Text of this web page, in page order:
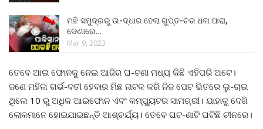
ମଝି ସମୁଦ୍ରରୁ ଉ-ଦ୍ଧାର ହେଲା ଗୁପ୍ତ-ଚର ଧଳା ପାରା,
ଡେଣାରେ…
Mar 9, 2023
ତେବେ ଆଇ ଫୋନକୁ ନେଇ ଆଜିର ଘ-ଟଣା ମଧ୍ୟ କିଛି ଏହିପରି ଅଟେ।
ଜଣେ ମହିଳା ଗର୍ଭ-ବତୀ ହେବାର ମିଛ ନାଟକ କରି ନିଜ ପେଟ ଭିତରେ ଲୁ-ଚାଇ
ଥିଲେ 10 ରୁ ଅଧିକ ଆଇଫୋନ ଏବଂ କମ୍ପ୍ୟୁଟର ସାମଗ୍ରୀ। ଯାହାକୁ ଦେଖି
ଲୋକମାନେ ହୋଇଯାଇଛନ୍ତି ଆଶ୍ଚର୍ଯ୍ୟ। ତେବେ ଘଟ-ଣାଟି ଘଟିଛି ଚୀନରେ।